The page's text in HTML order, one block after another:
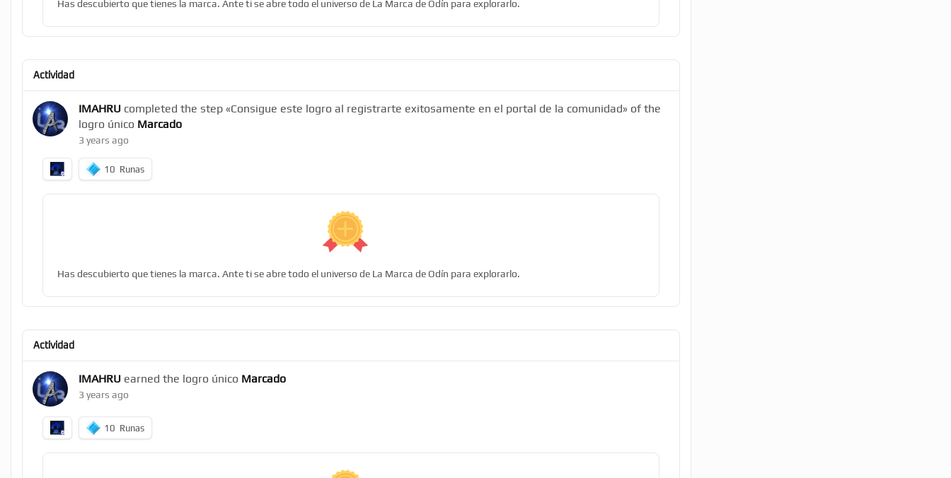
Has descubierto que tienes la marca. Ante ti se abre todo el universo de La Marca de Odín para explorarlo.
Actividad
IMAHRU completed the step «Consigue este logro al registrarte exitosamente en el portal de la comunidad» of the
logro único Marcado
3 years ago
10 Runas
Has descubierto que tienes la marca. Ante ti se abre todo el universo de La Marca de Odín para explorarlo.
Actividad
IMAHRU earned the logro único Marcado
3 years ago
10 Runas